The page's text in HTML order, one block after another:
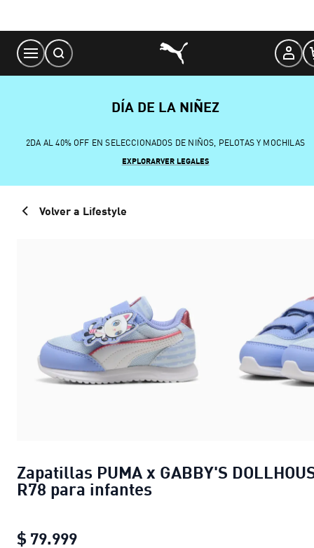
Content
DÍA DE LA NIÑEZ
2DA AL 40% OFF EN SELECCIONADOS DE NIÑOS, PELOTAS Y MOCHILAS
EXPLORARVER LEGALES
Volver a Lifestyle
Zapatillas PUMA x GABBY'S
R78 para infantes
$ 79.999